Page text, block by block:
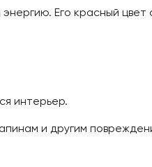
Его красный цвет
интерьер.
и другим